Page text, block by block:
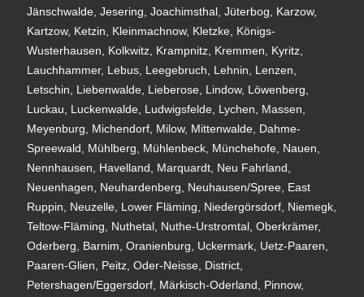
Jänschwalde, Jesering, Joachimsthal, Jüterbog, Karzow,
Kartzow, Ketzin, Kleinmachnow, Kletzke, Königs-
Wusterhausen, Kolkwitz, Krampnitz, Kremmen, Kyritz,
Lauchhammer, Lebus, Leegebruch, Lehnin, Lenzen,
Letschin, Liebenwalde, Lieberose, Lindow, Löwenberg,
Luckau, Luckenwalde, Ludwigsfelde, Lychen, Massen,
Meyenburg, Michendorf, Milow, Mittenwalde, Dahme-
Spreewald, Mühlberg, Mühlenbeck, Münchehofe, Nauen,
Nennhausen, Havelland, Marquardt, Neu Fahrland,
Neuenhagen, Neuhardenberg, Neuhausen/Spree, East
Ruppin, Neuzelle, Lower Fläming, Niedergörsdorf, Niemegk,
Teltow-Fläming, Nuthetal, Nuthe-Urstromtal, Oberkrämer,
Oderberg, Barnim, Oranienburg, Uckermark, Uetz-Paaren,
Paaren-Glien, Peitz, Oder-Neisse, District,
Petershagen/Eggersdorf, Märkisch-Oderland, Pinnow,